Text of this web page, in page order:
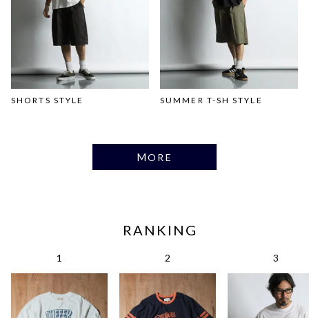
SHORTS STYLE SUMMER T-SH STYLE
MORE
RANKING